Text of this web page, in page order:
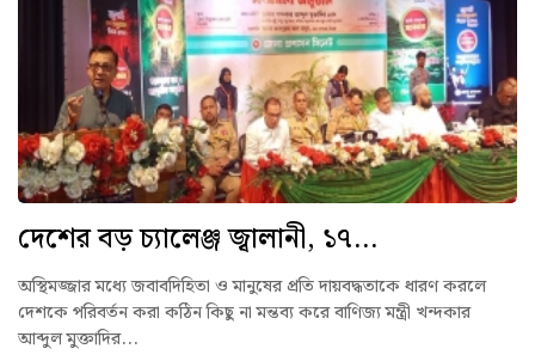
দেশের বড় চ্যালেঞ্জ জ্বালানী, ১৭...
অস্থিমজ্জার মধ্যে জবাবদিহিতা ও মানুষের প্রতি দায়বদ্ধতাকে ধারণ করলে
দেশকে পরিবর্তন করা কঠিন কিছু না মন্তব্য করে বাণিজ্য মন্ত্রী খন্দকার
আব্দুল মুক্তাদির...